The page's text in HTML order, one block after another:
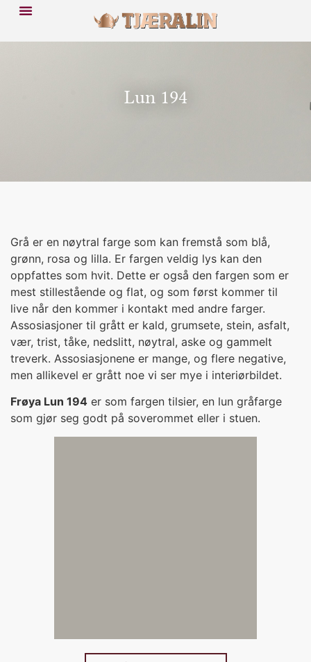
Lun 194
Grå er en nøytral farge som kan fremstå som blå,
grønn, rosa og lilla. Er fargen veldig lys kan den
oppfattes som hvit. Dette er også den fargen som er
mest stillestående og flat, og som først kommer til
live når den kommer i kontakt med andre farger.
Assosiasjoner til grått er kald, grumsete, stein, asfalt,
vær, trist, tåke, nedslitt, nøytral, aske og gammelt
treverk. Assosiasjonene er mange, og flere negative,
men allikevel er grått noe vi ser mye i interiørbildet.
Frøya Lun 194 er som fargen tilsier, en lun gråfarge
som gjør seg godt på soverommet eller i stuen.